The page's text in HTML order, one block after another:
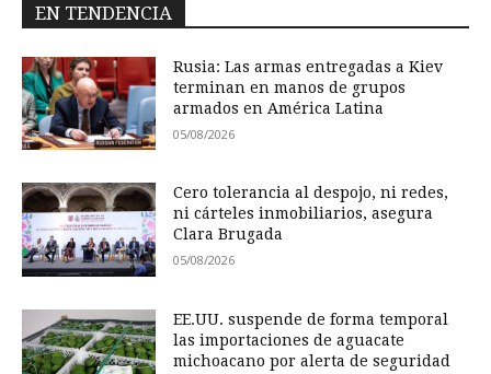
EN TENDENCIA
Rusia: Las armas entregadas a Kiev
terminan en manos de grupos
armados en América Latina
05/08/2026
Cero tolerancia al despojo, ni redes,
ni cárteles inmobiliarios, asegura
Clara Brugada
05/08/2026
EE.UU. suspende de forma temporal
las importaciones de aguacate
michoacano por alerta de seguridad